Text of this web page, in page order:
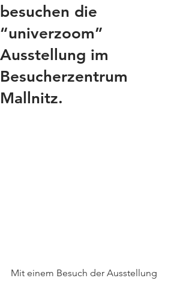
besuchen die
“univerzoom”
Ausstellung im
Besucherzentrum
Mallnitz.
Mit einem Besuch der Ausstellung